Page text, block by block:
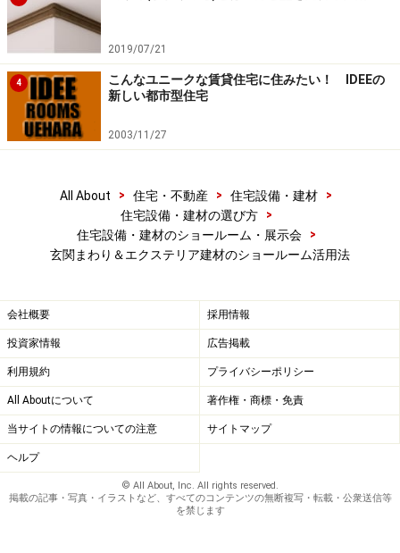
体感することも可能です。わからないことや疑問に思う
ことがあれば、ショールームアドバイザーに積極的に説
明を求めること。見積もりやプレゼンテーションボード
を作ってくれる場合もあるので、利用するといいでしょ
う。
新商品や最新機能をチェック。色や素材感
は実物で
2019/07/21
4
こんなユニークな賃貸住宅に住みたい！ IDEEの
新しい都市型住宅
2003/11/27
All About > 住宅・不動産 > 住宅設備・建材
>
住宅設備・建材の選び方
>
住宅設備・建材のショールーム・展示会
>
玄関まわり＆エクステリア建材のショールーム活用法
会社概要 採用情報
投資家情報 広告掲載
利用規約 プライバシーポリシー
All Aboutについて 著作権・商標・免責
当サイトの情報についての注意 サイトマップ
ヘルプ
© All About, Inc. All rights reserved.
掲載の記事・写真・イラストなど、すべてのコンテンツの無断複写・転載・公衆送信等
を禁じます